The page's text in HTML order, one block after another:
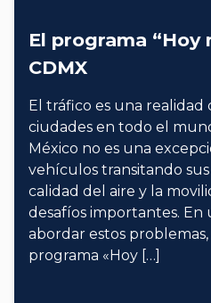
El programa “Hoy
CDMX
El tráfico es una
ciudades en todo el
México no es una
vehículos transitando sus
calidad del aire y la
desafíos importantes.
abordar estos
programa «Hoy […]